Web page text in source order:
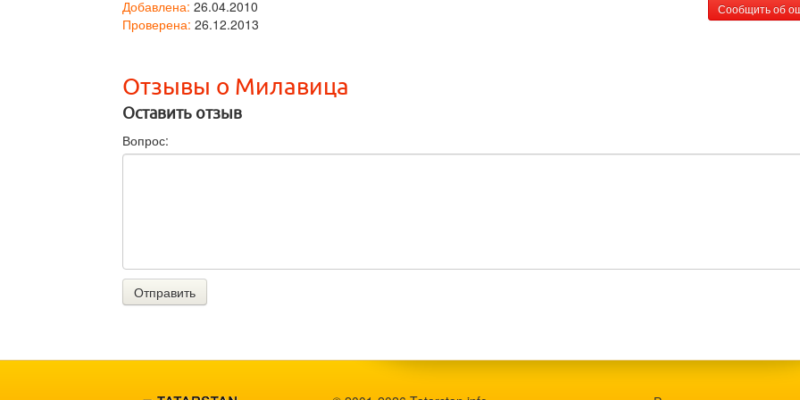
Сообщить об
Добавлена: 26.04.2010
Проверена: 26.12.2013
Отзывы о Милавица
Оставить отзыв
Вопрос:
Отправить